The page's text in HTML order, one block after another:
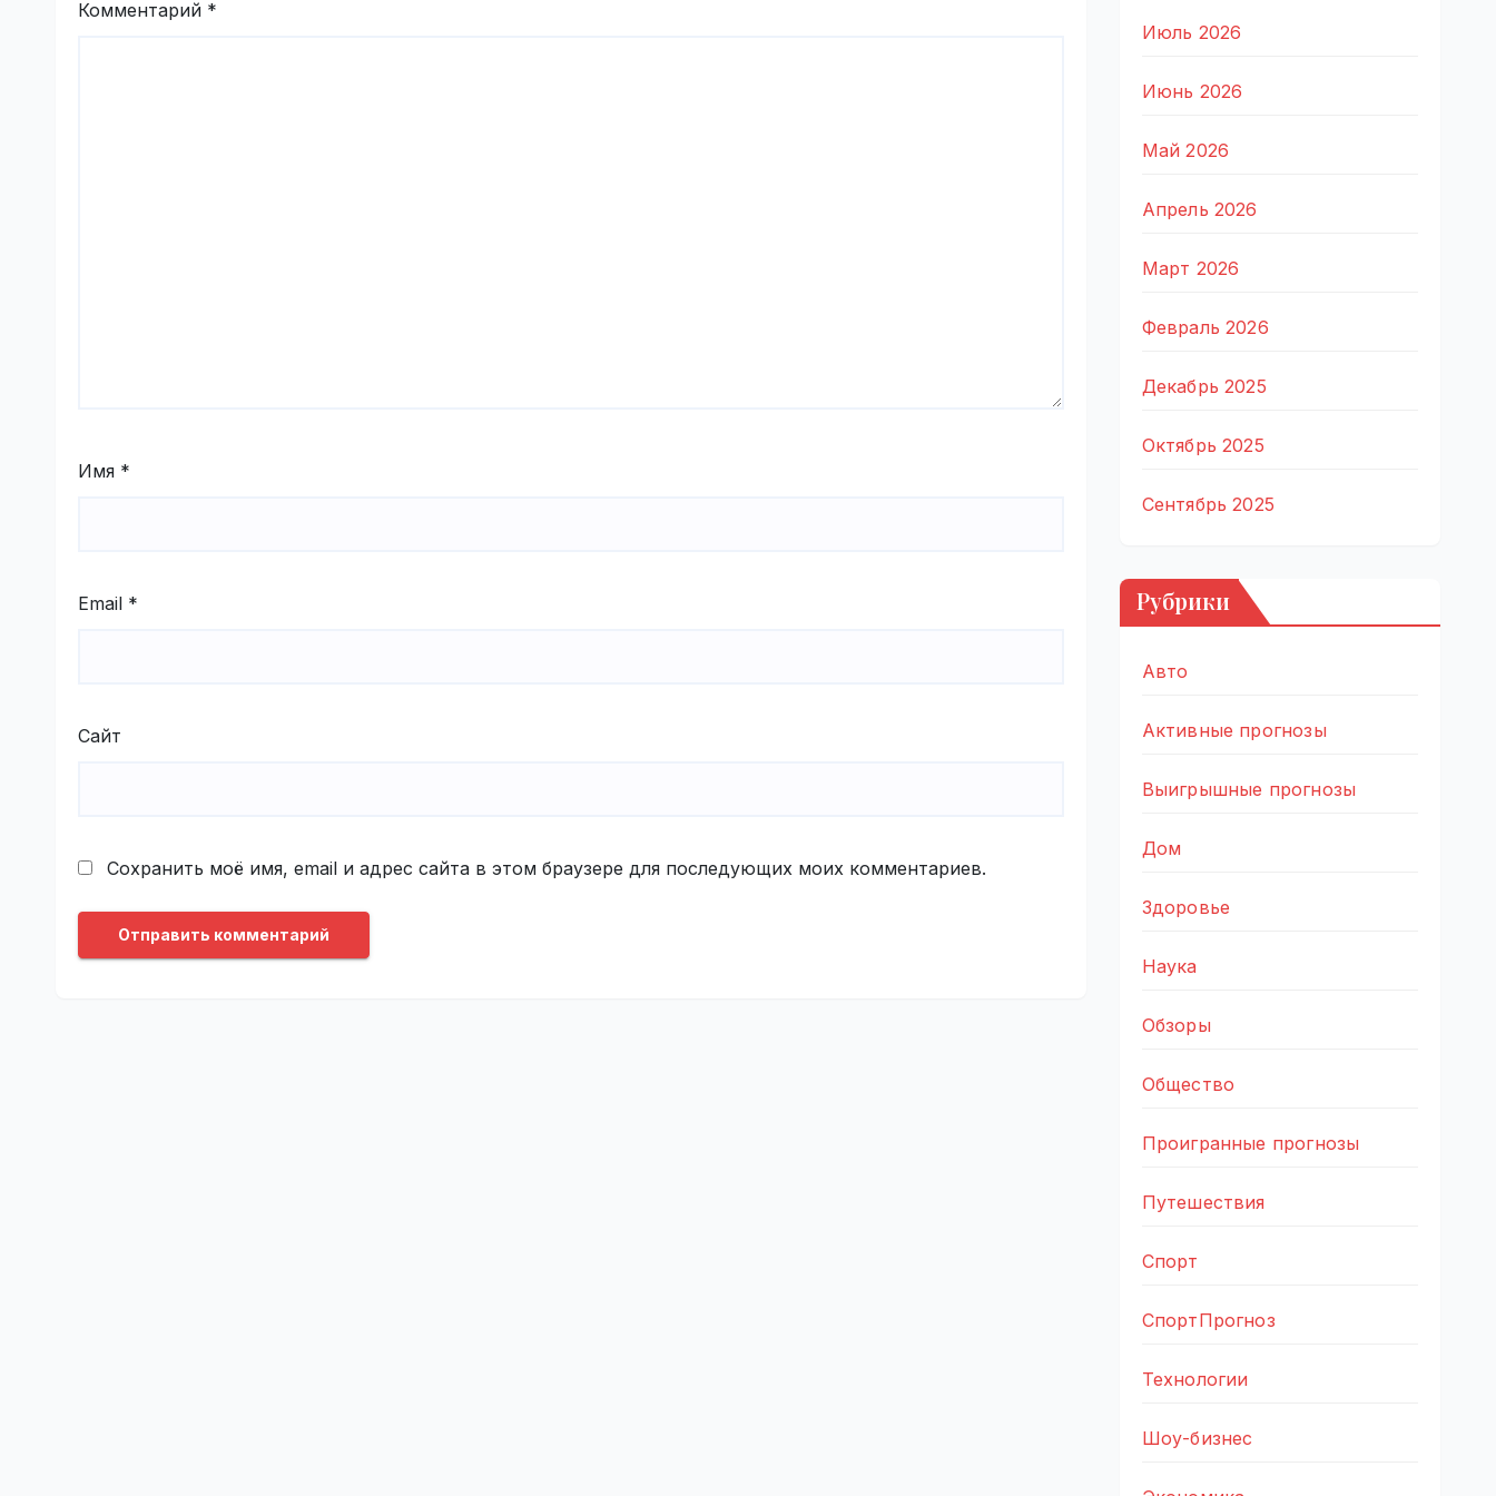
Комментарий *
Имя *
Email *
Сайт
Сохранить моё имя, email и адрес сайта в этом браузере для последующих моих комментариев.
Июль 2026
Июнь 2026
Май 2026
Апрель 2026
Март 2026
Февраль 2026
Декабрь 2025
Октябрь 2025
Сентябрь 2025
Рубрики
Авто
Активные прогнозы
Выигрышные прогнозы
Дом
Здоровье
Наука
Обзоры
Общество
Проигранные прогнозы
Путешествия
Спорт
СпортПрогноз
Технологии
Шоу-бизнес